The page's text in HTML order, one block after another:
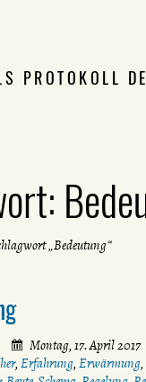
PROTOKOLL
„Bedeutung“
Montag, 17. April 2017
, Erfahrung, Erwärmung,